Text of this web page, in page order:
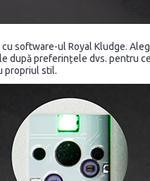
software-ul Royal Kludge.
preferințele dvs. pentru
propriul stil.